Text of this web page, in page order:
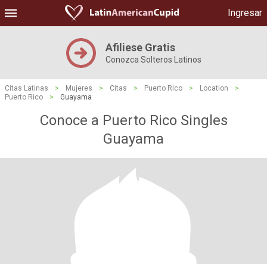
Ingresar
Afiliese Gratis
Conozca Solteros Latinos
Citas Latinas > Mujeres > Citas > Puerto Rico > Location
>
Puerto Rico
> Guayama
Conoce a Puerto Rico Singles
Guayama